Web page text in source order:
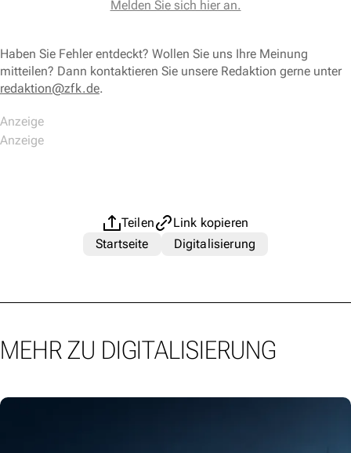
Melden Sie sich hier an.
Haben Sie Fehler entdeckt? Wollen Sie uns Ihre Meinung
mitteilen? Dann kontaktieren Sie unsere Redaktion gerne unter
redaktion@zfk.de.
Teilen
Link kopieren
Startseite
Digitalisierung
MEHR ZU DIGITALISIERUNG